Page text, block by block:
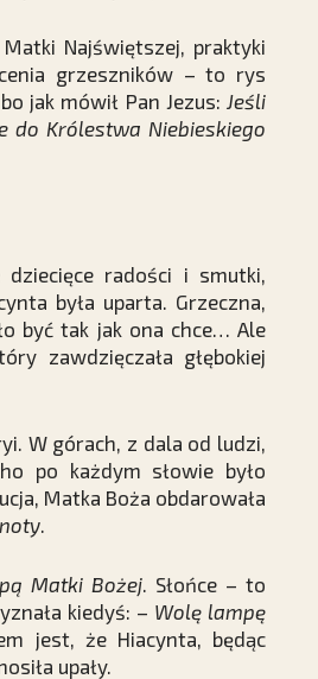
Najświętszej, praktyki
grzeszników – to rys
jak mówił Pan Jezus: Jeśli
do Królestwa Niebieskiego
radości i smutki,
była uparta. Grzeczna,
być tak jak ona chce… Ale
zawdzięczała głębokiej
W górach, z dala od ludzi,
po każdym słowie było
Matka Boża obdarowała
.
Matki Bożej. Słońce – to
kiedyś: – Wolę lampę
jest, że Hiacynta, będąc
upały.